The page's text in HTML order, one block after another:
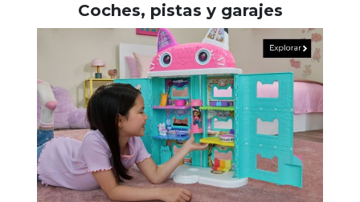
Coches, pistas y garajes